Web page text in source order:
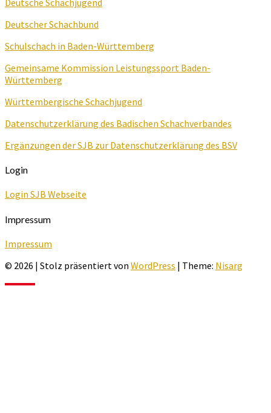
Deutscher Schachbund
Schulschach in Baden-Württemberg
Gemeinsame Kommission Leistungssport Baden-
Württemberg
Württembergische Schachjugend
Datenschutzerklärung des Badischen Schachverbandes
Ergänzungen der SJB zur Datenschutzerklärung des BSV
Login
Login SJB Webseite
Impressum
Impressum
© 2026 | Stolz präsentiert von WordPress | Theme: Nisarg